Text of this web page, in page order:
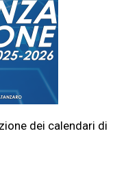
dei calendari di